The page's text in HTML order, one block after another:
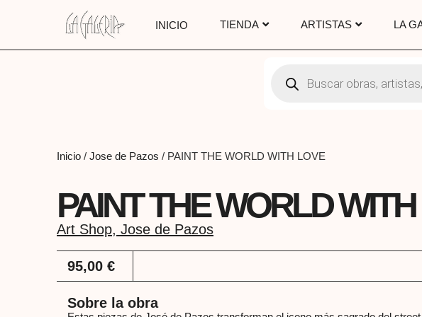
INICIO TIENDA ARTISTAS LA
Inicio / Jose de Pazos / PAINT THE WORLD WITH LOVE
PAINT THE WORLD
Art Shop, Jose de Pazos
95,00 €
Sobre la obra